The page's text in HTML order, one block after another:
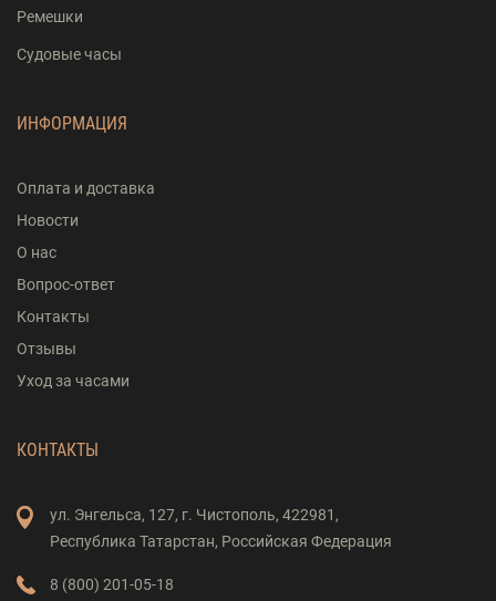
Ремешки
Судовые часы
ИНФОРМАЦИЯ
Оплата и доставка
Новости
О нас
Вопрос-ответ
Контакты
Отзывы
Уход за часами
КОНТАКТЫ
ул. Энгельса, 127, г. Чистополь, 422981,
Республика Татарстан, Российская Федерация
8 (800) 201-05-18